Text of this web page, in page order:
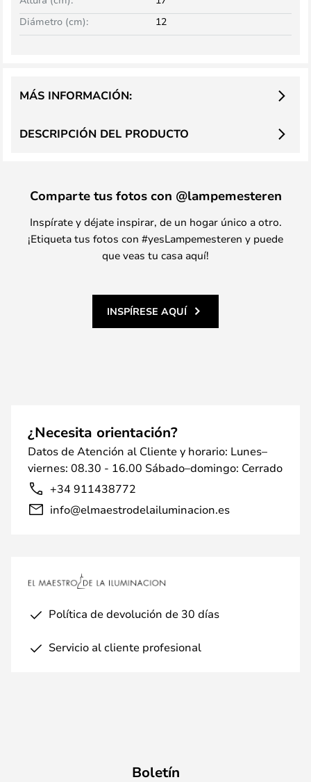
Diámetro (cm):
12
DESCRIPCIÓN DEL PRODUCTO
MÁS INFORMACIÓN:
Comparte tus fotos con @lampemesteren
Inspírate y déjate inspirar, de un hogar único a otro.
¡Etiqueta tus fotos con #yesLampemesteren y puede
que veas tu casa aquí!
INSPÍRESE AQUÍ
¿Necesita orientación?
Datos de Atención al Cliente y horario: Lunes–
viernes: 08.30 - 16.00 Sábado–domingo: Cerrado
+34 911438772
info@elmaestrodelailuminacion.es
Política de devolución de 30 días
Servicio al cliente profesional
Boletín